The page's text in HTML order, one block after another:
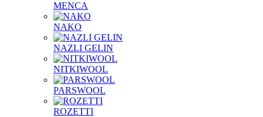
MENCA
NAKO
NAZLI GELIN
NITKIWOOL
PARSWOOL
ROZETTI